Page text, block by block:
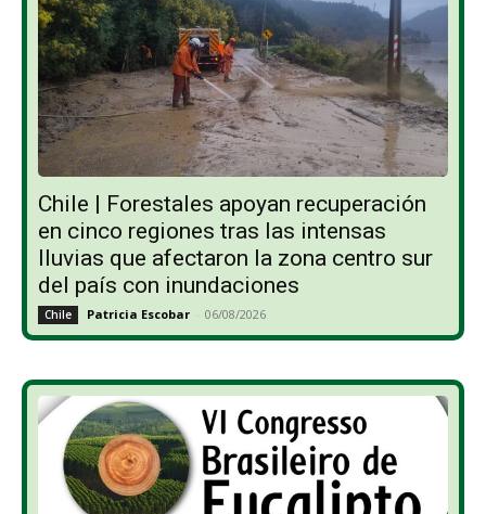
Chile | Forestales apoyan recuperación
en cinco regiones tras las intensas
lluvias que afectaron la zona centro sur
del país con inundaciones
Chile Patricia Escobar - 06/08/2026